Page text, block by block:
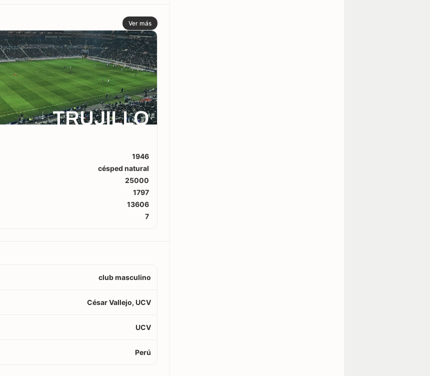
Ver más
TRUJILLO
1946
césped natural
25000
1797
13606
7
club masculino
César Vallejo, UCV
UCV
Perú